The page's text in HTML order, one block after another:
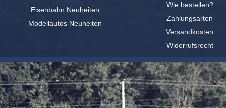
Eisenbahn Neuheiten
Modellautos Neuheiten
Wie bestellen?
Zahlungsarten
Versandkosten
Widerrufsrecht